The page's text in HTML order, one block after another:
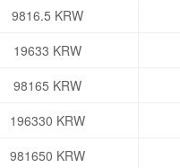
9816.5 KRW
19633 KRW
98165 KRW
196330 KRW
981650 KRW